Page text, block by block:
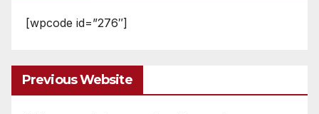
[wpcode id=”276″]
Previous Website